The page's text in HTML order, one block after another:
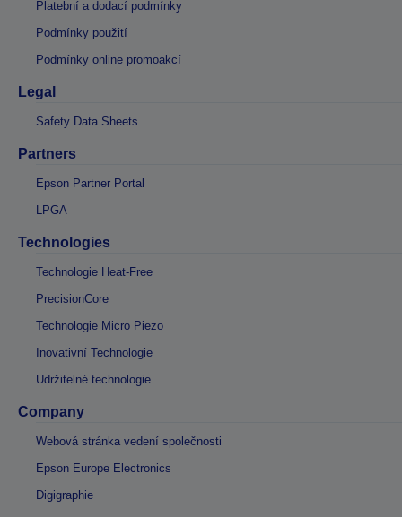
Platební a dodací podmínky
Podmínky použití
Podmínky online promoakcí
Legal
Safety Data Sheets
Partners
Epson Partner Portal
LPGA
Technologies
Technologie Heat-Free
PrecisionCore
Technologie Micro Piezo
Inovativní Technologie
Udržitelné technologie
Company
Webová stránka vedení společnosti
Epson Europe Electronics
Digigraphie